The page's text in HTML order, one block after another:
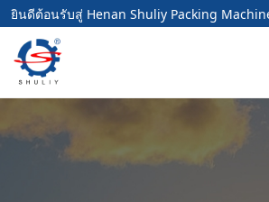
ยินดีต้อนรับสู่ Henan Shuliy Packing